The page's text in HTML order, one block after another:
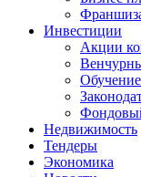
Инвестиции
Акции
Недвижимость
Тендеры
Экономика